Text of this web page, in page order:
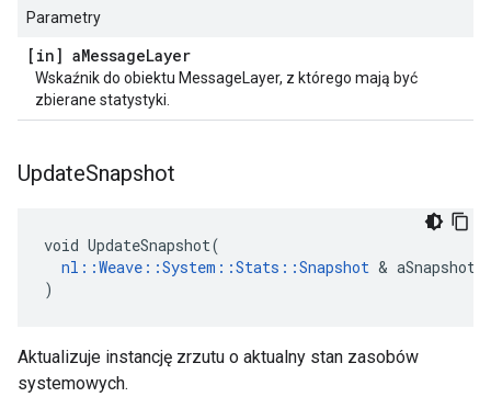
Parametry
[in] aMessageLayer
Wskaźnik do obiektu MessageLayer, z którego mają być
zbierane statystyki.
UpdateSnapshot
void UpdateSnapshot(
nl::Weave::System::Stats::Snapshot & aSnapshot
)
Aktualizuje instancję zrzutu o aktualny stan zasobów
systemowych.